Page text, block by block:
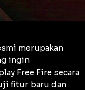
merupakan
ingin
Free Fire secara
fitur baru dan